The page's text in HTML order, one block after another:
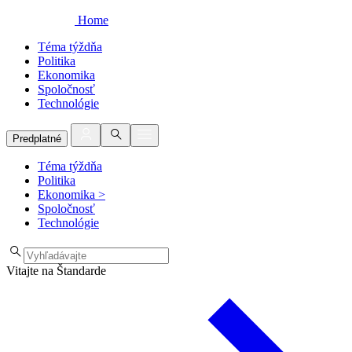
Home
Téma týždňa
Politika
Ekonomika
Spoločnosť
Technológie
Predplatné
Téma týždňa
Politika
Ekonomika >
Spoločnosť
Technológie
Vitajte na Štandarde